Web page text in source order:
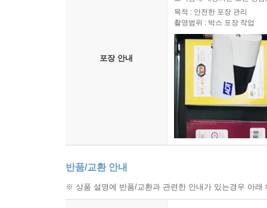
포장 안내
목적 : 안전한 포장 관리
촬영범위 : 박스 포장 작업
반품/교환 안내
※ 상품 설명에 반품/교환과 관련한 안내가 있는경우 아